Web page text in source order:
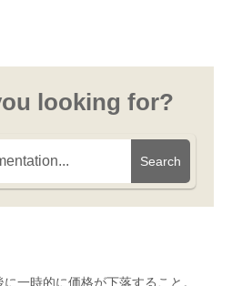
looking for?
Search
一時的に価格が下落すること。